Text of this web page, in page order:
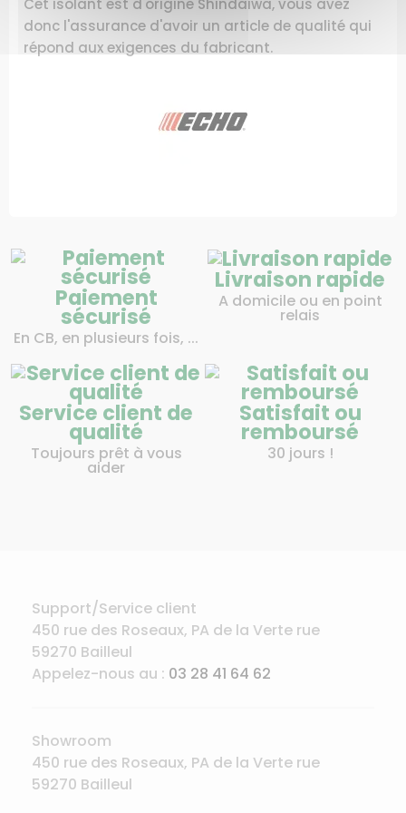
Cet isolant est d'origine Shindaiwa, vous avez
donc l'assurance d'avoir un article de qualité qui
répond aux exigences du fabricant.
Paiement
sécurisé
En CB, en plusieurs fois, ...
Livraison rapide
A domicile ou en point
relais
Service client de
qualité
Toujours prêt à vous
aider
Satisfait ou
remboursé
30 jours !
Support/Service client
450 rue des Roseaux, PA de la Verte rue
59270 Bailleul
Appelez-nous au : 03 28 41 64 62
Showroom
450 rue des Roseaux, PA de la Verte rue
59270 Bailleul